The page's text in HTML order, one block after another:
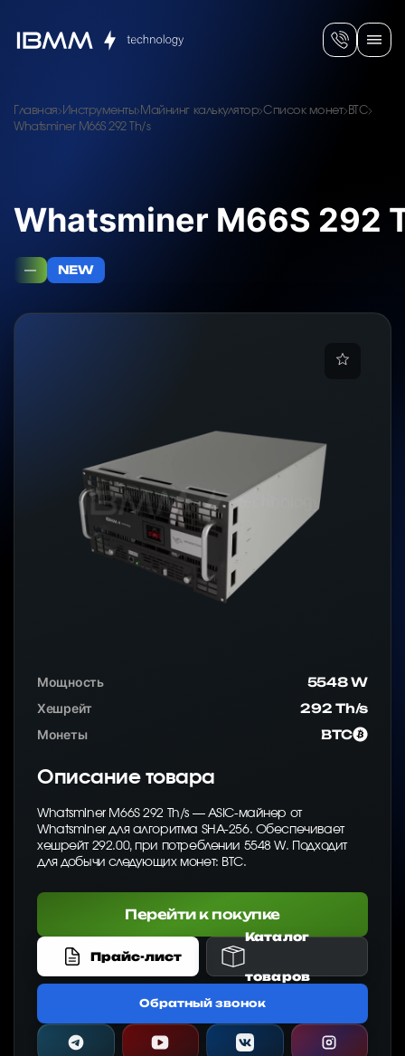
Главная Инструменты Майнинг калькулятор Список монет BTC
Whatsminer M66S 292 Th/s
Whatsminer M66S 292
— NEW
Мощность
5548 W
Хешрейт
292 Th/s
Монеты
BTC
Описание товара
Whatsminer M66S 292 Th/s — ASIC-майнер от
Whatsminer для алгоритма SHA-256. Обеспечивает
хешрейт 292.00, при потреблении 5548 W. Подходит
для добычи следующих монет: BTC.
Перейти к покупке
Прайс-лист
Каталог
товаров
Обратный звонок